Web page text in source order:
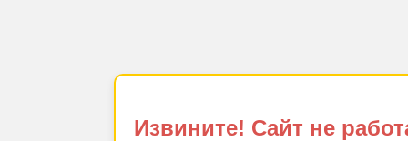
Извините! Сайт не